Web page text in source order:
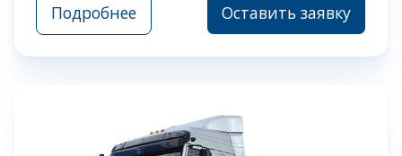
Подробнее Оставить заявку